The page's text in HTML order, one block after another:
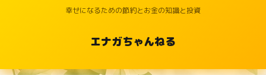
幸せになるための節約とお金の知識と投資
エナガちゃんねる